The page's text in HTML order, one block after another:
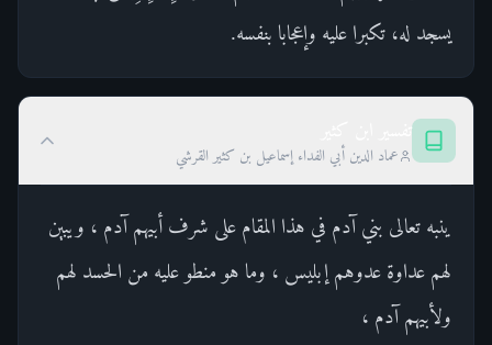
يسجد له، تكبرا عليه وإعجابا بنفسه.
عماد الدين أبي الفداء إسماعيل بن كثير القرشي
ينبه تعالى بني آدم في هذا المقام على شرف أبيهم آدم ، ويبين
لهم عداوة عدوهم إبليس ، وما هو منطو عليه من الحسد لهم
ولأبيهم آدم ،